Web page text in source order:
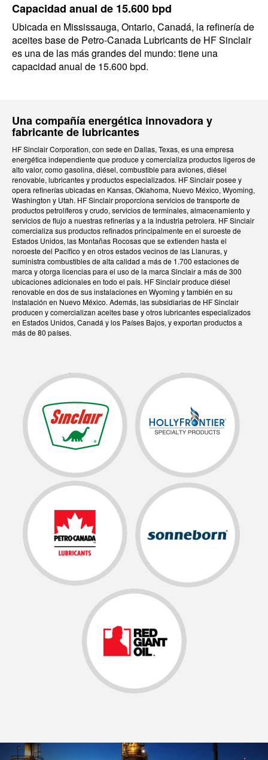
Capacidad anual de 15.600 bpd
Ubicada en Mississauga, Ontario, Canadá, la refinería de
aceites base de Petro-Canada Lubricants de HF Sinclair
es una de las más grandes del mundo: tiene una
capacidad anual de 15.600 bpd.
Una compañía energética innovadora y
fabricante de lubricantes
HF Sinclair Corporation, con sede en Dallas, Texas, es una empresa
energética independiente que produce y comercializa productos ligeros de
alto valor, como gasolina, diésel, combustible para aviones, diésel
renovable, lubricantes y productos especializados. HF Sinclair posee y
opera refinerías ubicadas en Kansas, Oklahoma, Nuevo México, Wyoming,
Washington y Utah. HF Sinclair proporciona servicios de transporte de
productos petrolíferos y crudo, servicios de terminales, almacenamiento y
servicios de flujo a nuestras refinerías y a la industria petrolera. HF Sinclair
comercializa sus productos refinados principalmente en el suroeste de
Estados Unidos, las Montañas Rocosas que se extienden hasta el
noroeste del Pacífico y en otros estados vecinos de las Llanuras, y
suministra combustibles de alta calidad a más de 1.700 estaciones de
marca y otorga licencias para el uso de la marca Sinclair a más de 300
ubicaciones adicionales en todo el país. HF Sinclair produce diésel
renovable en dos de sus instalaciones en Wyoming y también en su
instalación en Nuevo México. Además, las subsidiarias de HF Sinclair
producen y comercializan aceites base y otros lubricantes especializados
en Estados Unidos, Canadá y los Países Bajos, y exportan productos a
más de 80 países.